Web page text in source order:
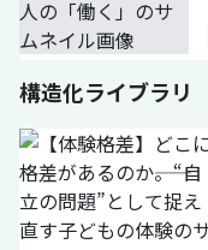
構造化ライブラリ